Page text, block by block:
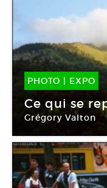
PHOTO | EXPO
13 Mai -25
Ce qui se
Grégory Valton